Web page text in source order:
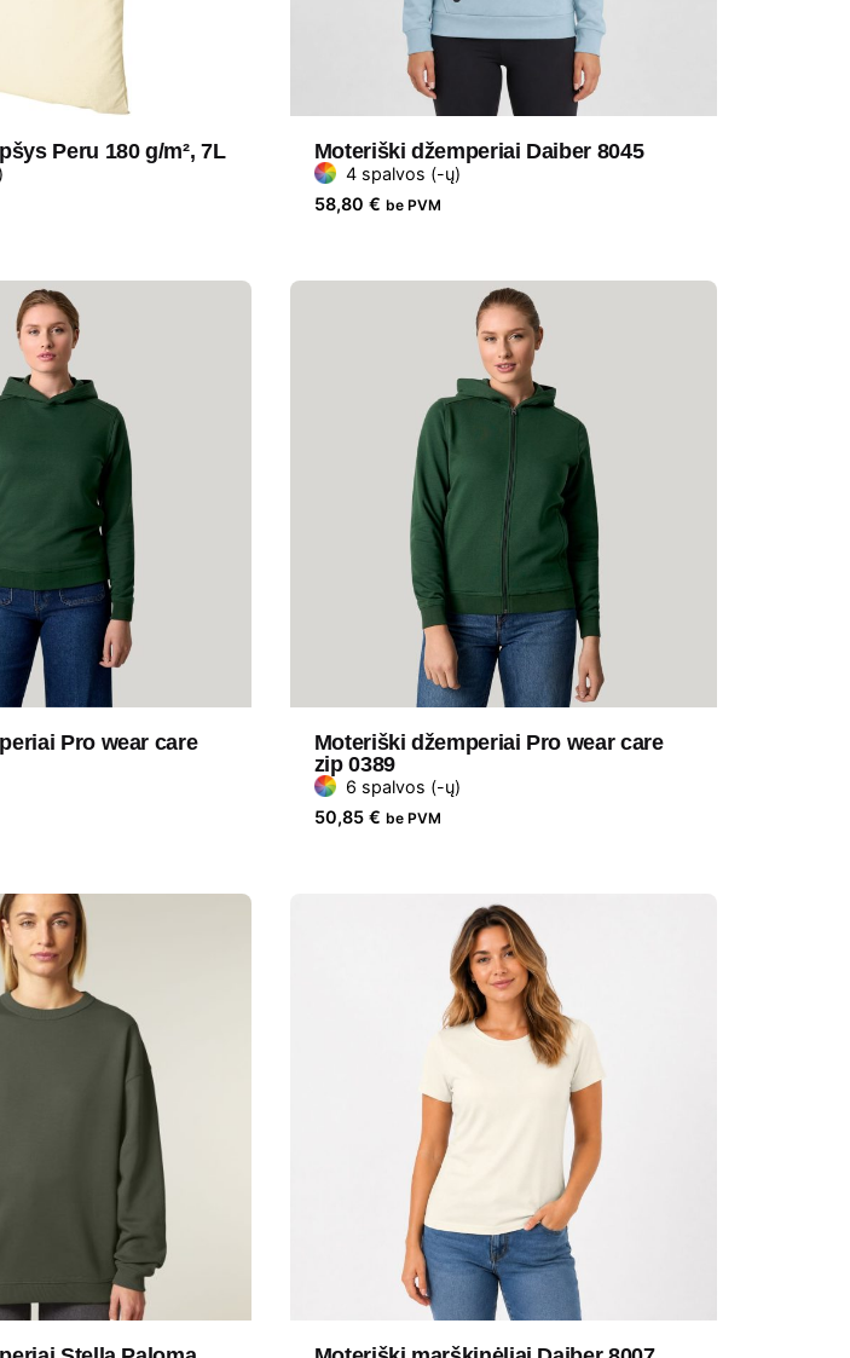
Peru 180 g/m², 7L Moteriški džemperiai Daiber 8045
4 spalvos (-ų)
58,80 € be PVM
Pro wear care
Moteriški džemperiai Pro wear care
zip 0389
6 spalvos (-ų)
50,85 € be PVM